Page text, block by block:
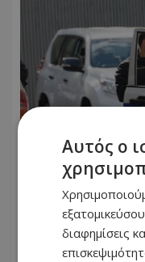
αυξημένους
Αστυνομία
Αυτός ο
διαφημίσεις